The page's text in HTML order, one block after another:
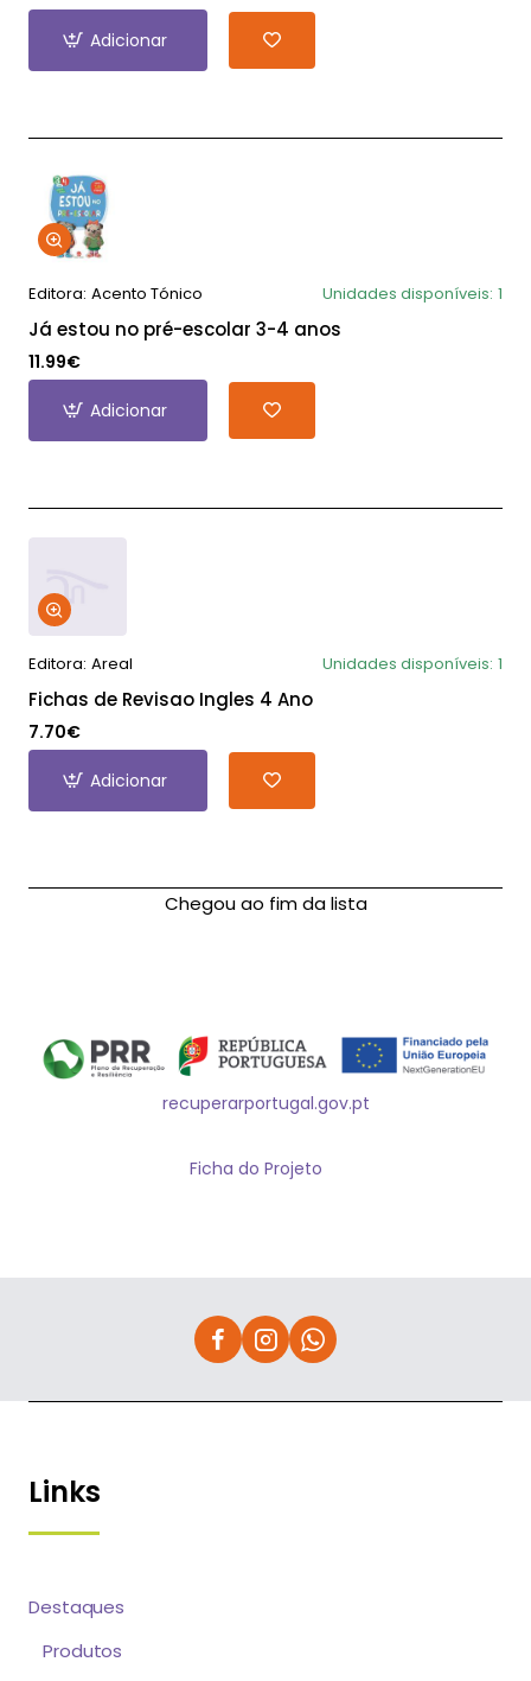
Adicionar
Editora: Acento Tónico Unidades disponíveis: 1
Já estou no pré-escolar 3-4 anos
11.99€
Adicionar
Editora: Areal Unidades disponíveis: 1
Fichas de Revisao Ingles 4 Ano
7.70€
Adicionar
Chegou ao fim da lista
recuperarportugal.gov.pt
Ficha do Projeto
Links
Destaques
Produtos